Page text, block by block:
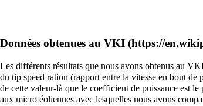
Données obtenues au VKI
Les différents résultats que nous avons obtenus au
du tip speed ration (rapport entre la vitesse en bout
de cette valeur-là que le coefficient de puissance est
aux micro éoliennes avec lesquelles nous avons